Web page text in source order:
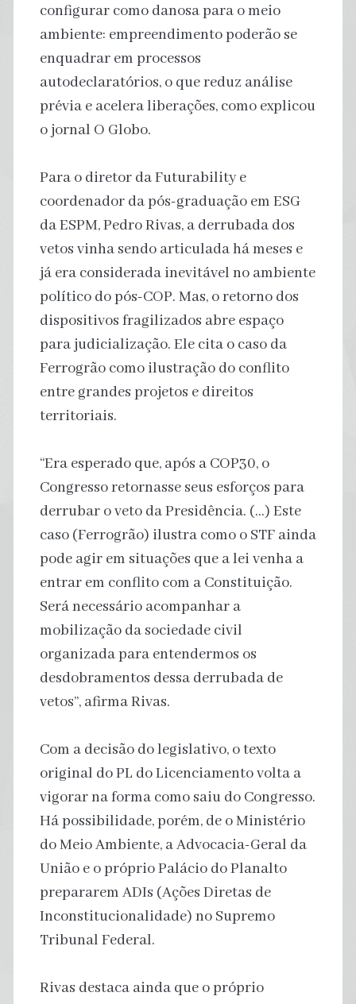
configurar como danosa para o meio
ambiente: empreendimento poderão se
enquadrar em processos
autodeclaratórios, o que reduz análise
prévia e acelera liberações, como explicou
o jornal O Globo.
Para o diretor da Futurability e
coordenador da pós-graduação em ESG
da ESPM, Pedro Rivas, a derrubada dos
vetos vinha sendo articulada há meses e
já era considerada inevitável no ambiente
político do pós-COP. Mas, o retorno dos
dispositivos fragilizados abre espaço
para judicialização. Ele cita o caso da
Ferrogrão como ilustração do conflito
entre grandes projetos e direitos
territoriais.
“Era esperado que, após a COP30, o
Congresso retornasse seus esforços para
derrubar o veto da Presidência. (…) Este
caso (Ferrogrão) ilustra como o STF ainda
pode agir em situações que a lei venha a
entrar em conflito com a Constituição.
Será necessário acompanhar a
mobilização da sociedade civil
organizada para entendermos os
desdobramentos dessa derrubada de
vetos”, afirma Rivas.
Com a decisão do legislativo, o texto
original do PL do Licenciamento volta a
vigorar na forma como saiu do Congresso.
Há possibilidade, porém, de o Ministério
do Meio Ambiente, a Advocacia-Geral da
União e o próprio Palácio do Planalto
prepararem ADIs (Ações Diretas de
Inconstitucionalidade) no Supremo
Tribunal Federal.
Rivas destaca ainda que o próprio